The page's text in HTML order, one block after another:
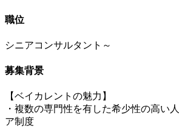
職位
シニアコンサルタント～
募集背景
【ベイカレントの魅力】
・複数の専門性を有した希少性の高い
ア制度